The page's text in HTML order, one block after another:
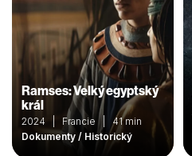
Ramses: Velký egyptský
král
2024 | Francie | 41 min
Dokumenty / Historický